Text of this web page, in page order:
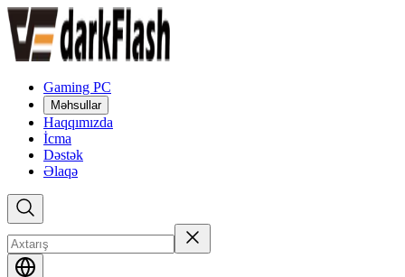
Gaming PC
Məhsullar
Haqqımızda
İcma
Dəstək
Əlaqə